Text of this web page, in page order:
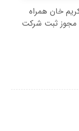
خان همراه
مجوز ثبت شرکت